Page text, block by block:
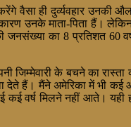
वैसा ही दुर्व्यवहार उनकी
उनके माता-पिता हैं।
जनसंख्या का 8 प्रतिशत 60
के बचने का रास्ता
देते हैं। मैंने अमेरिका में भी
वर्ष मिलने नहीं आते। यही